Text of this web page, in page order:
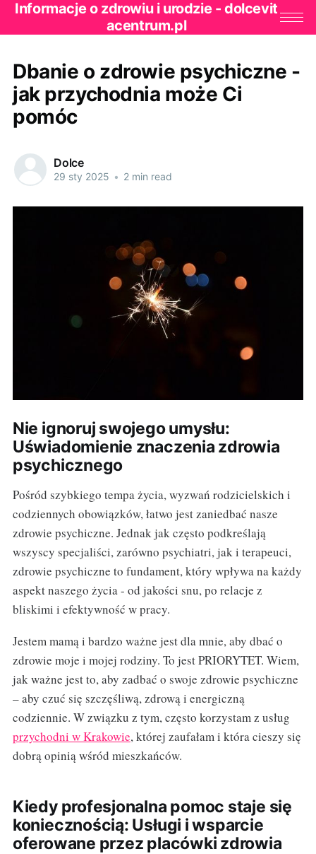
Informacje o zdrowiu i urodzie - dolcevit
acentrum.pl
Dbanie o zdrowie psychiczne -
jak przychodnia może Ci
pomóc
Dolce
29 sty 2025 • 2 min read
Nie ignoruj swojego umysłu:
Uświadomienie znaczenia zdrowia
psychicznego
Pośród szybkiego tempa życia, wyzwań rodzicielskich i
codziennych obowiązków, łatwo jest zaniedbać nasze
zdrowie psychiczne. Jednak jak często podkreślają
wszyscy specjaliści, zarówno psychiatri, jak i terapeuci,
zdrowie psychiczne to fundament, który wpływa na każdy
aspekt naszego życia - od jakości snu, po relacje z
bliskimi i efektywność w pracy.
Jestem mamą i bardzo ważne jest dla mnie, aby dbać o
zdrowie moje i mojej rodziny. To jest PRIORYTET. Wiem,
jak ważne jest to, aby zadbać o swoje zdrowie psychiczne
– aby czuć się szczęśliwą, zdrową i energiczną
codziennie. W związku z tym, często korzystam z usług
przychodni w Krakowie, której zaufałam i która cieszy się
dobrą opinią wśród mieszkańców.
Kiedy profesjonalna pomoc staje się
koniecznością: Usługi i wsparcie
oferowane przez placówki zdrowia